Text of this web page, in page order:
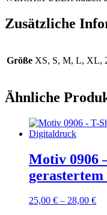
Zusätzliche
Größe XS, S, M, L,
Ähnliche
Motiv 0906
25,00 € – 28,00 €